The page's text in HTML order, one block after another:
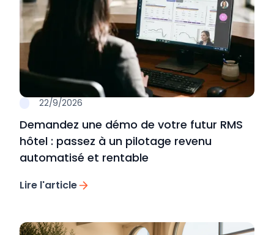
22/9/2026
Demandez une démo de votre futur RMS
hôtel : passez à un pilotage revenu
automatisé et rentable
Lire l'article